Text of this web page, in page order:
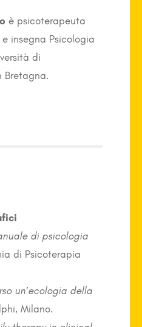
è psicoterapeuta
insegna Psicologia
di
Bretagna.
di psicologia
di Psicoterapia
un’ecologia della
Milano.